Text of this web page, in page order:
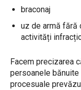
braconaj
uz de armă fără
activități
Facem precizarea
persoanele
procesuale